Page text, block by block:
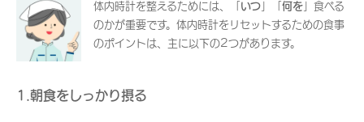
体内時計を整えるためには、「 いつ 何を 」食べる
のかが重要です。体内時計をリセットするための食事
のポイントは、主に以下の2つがあります。
1.朝食をしっかり摂る